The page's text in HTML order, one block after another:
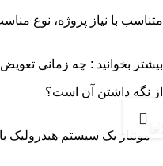
متناسب با نیاز پروژه، نوع
بیشتر بخوانید : چه زمانی
از نگه داشتن آن است؟